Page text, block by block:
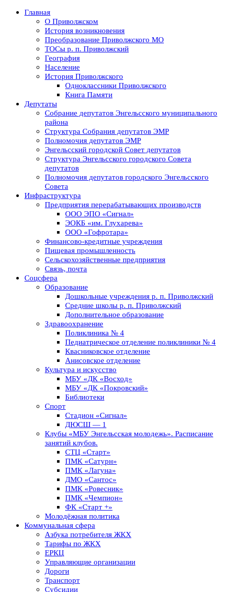
Главная
О Приволжском
История возникновения
Преобразование Приволжского МО
ТОСы р. п. Приволжский
География
Население
История Приволжского
Одноклассники Приволжского
Книга Памяти
Депутаты
Собрание депутатов Энгельсского муниципального
района
Структура Собрания депутатов ЭМР
Полномочия депутатов ЭМР
Энгельсский городской Совет депутатов
Структура Энгельсского городского Совета
депутатов
Полномочия депутатов городского Энгельсского
Совета
Инфраструктура
Предприятия перерабатывающих производств
ООО ЭПО «Сигнал»
ЭОКБ «им. Глухарева»
ООО «Гофротара»
Финансово-кредитные учреждения
Пищевая промышленность
Сельскохозяйственные предприятия
Связь, почта
Соцсфера
Образование
Дошкольные учреждения р. п. Приволжский
Средние школы р. п. Приволжский
Дополнительное образование
Здравоохранение
Поликлиника № 4
Педиатрическое отделение поликлиники № 4
Квасниковское отделение
Анисовское отделение
Культура и искусство
МБУ «ДК «Восход»
МБУ «ДК «Покровский»
Библиотеки
Спорт
Стадион «Сигнал»
ДЮСШ — 1
Клубы «МБУ Энгельсская молодежь». Расписание
занятий клубов.
СТЦ «Старт»
ПМК «Сатурн»
ПМК «Лагуна»
ДМО «Сантос»
ПМК «Ровесник»
ПМК «Чемпион»
ФК «Старт +»
Молодёжная политика
Коммунальная сфера
Азбука потребителя ЖКХ
Тарифы по ЖКХ
ЕРКЦ
Управляющие организации
Дороги
Транспорт
Субсидии